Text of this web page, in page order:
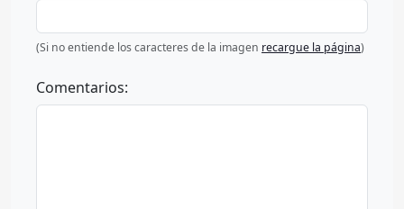
(Si no entiende los caracteres de la imagen recargue la página)
Comentarios: